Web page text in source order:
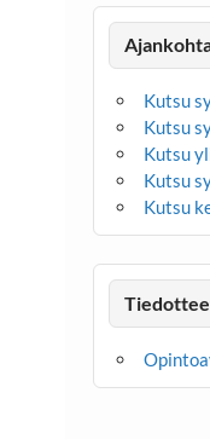
Kutsu
Kutsu
Kutsu
Kutsu
Kutsu